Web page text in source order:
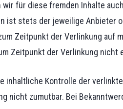
wir für diese fremden Inhalte
ist stets der jeweilige Anbieter
Zeitpunkt der Verlinkung auf
Zeitpunkt der Verlinkung nicht
inhaltliche Kontrolle der
nicht zumutbar. Bei